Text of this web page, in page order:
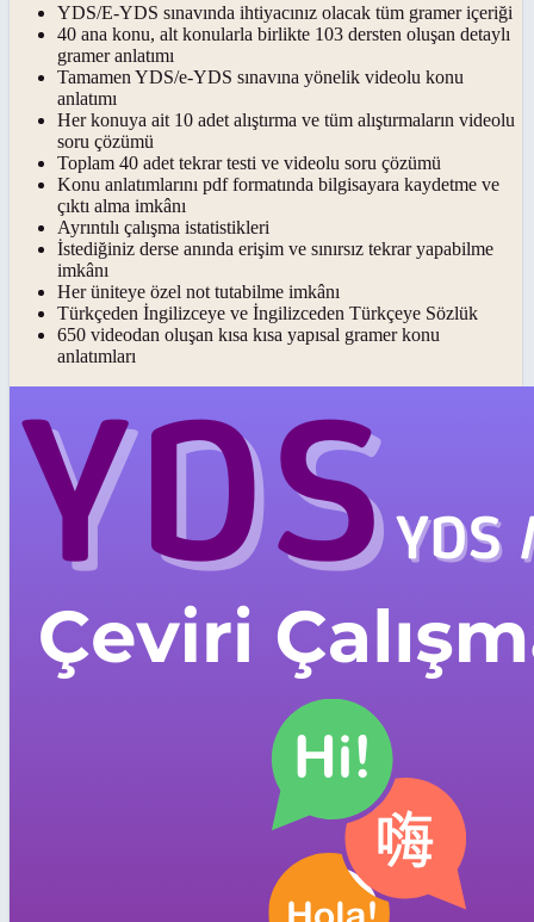
YDS/E-YDS sınavında ihtiyacınız olacak tüm gramer içeriği
40 ana konu, alt konularla birlikte 103 dersten oluşan detaylı
gramer anlatımı
Tamamen YDS/e-YDS sınavına yönelik videolu konu
anlatımı
Her konuya ait 10 adet alıştırma ve tüm alıştırmaların videolu
soru çözümü
Toplam 40 adet tekrar testi ve videolu soru çözümü
Konu anlatımlarını pdf formatında bilgisayara kaydetme ve
çıktı alma imkânı
Ayrıntılı çalışma istatistikleri
İstediğiniz derse anında erişim ve sınırsız tekrar yapabilme
imkânı
Her üniteye özel not tutabilme imkânı
Türkçeden İngilizceye ve İngilizceden Türkçeye Sözlük
650 videodan oluşan kısa kısa yapısal gramer konu
anlatımları